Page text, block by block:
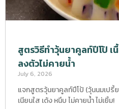
สูตรวิธีทำวุ้นยาคูลท์ปีโป้ เ
ลงตัวไม่คายน้ำ
July 6, 2026
แจกสูตรวุ้นยาคูลท์ปีโป้ (วุ้นนมเปรี้
เนียนใส เด้ง หนึบ ไม่คายน้ำ ไม่เยิ้ม!